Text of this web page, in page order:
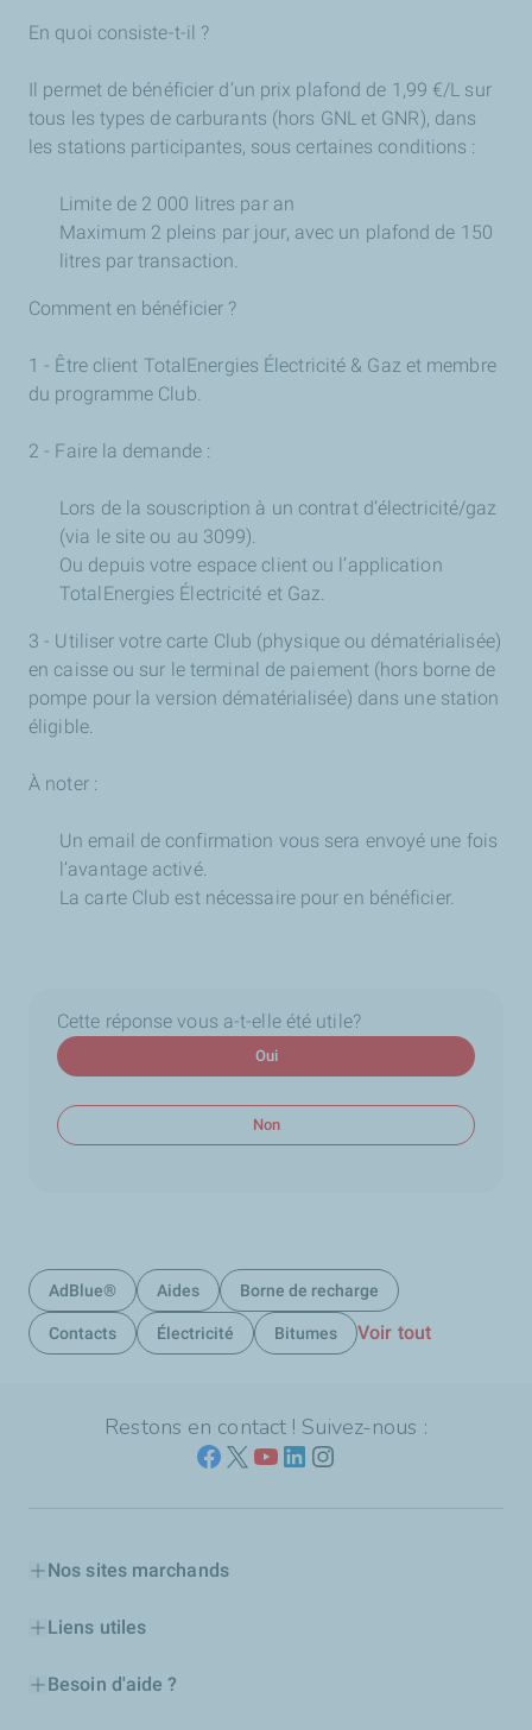
En quoi consiste-t-il ?
Il permet de bénéficier d’un prix plafond de 1,99 €/L sur
tous les types de carburants (hors GNL et GNR), dans
les stations participantes, sous certaines conditions :
Limite de 2 000 litres par an
Maximum 2 pleins par jour, avec un plafond de 150
litres par transaction.
Comment en bénéficier ?
1 - Être client TotalEnergies Électricité & Gaz et membre
du programme Club.
2 - Faire la demande :
Lors de la souscription à un contrat d’électricité/gaz
(via le site ou au 3099).
Ou depuis votre espace client ou l’application
TotalEnergies Électricité et Gaz.
3 - Utiliser votre carte Club (physique ou dématérialisée)
en caisse ou sur le terminal de paiement (hors borne de
pompe pour la version dématérialisée) dans une station
éligible.
À noter :
Un email de confirmation vous sera envoyé une fois
l’avantage activé.
La carte Club est nécessaire pour en bénéficier.
Cette réponse vous a-t-elle été utile?
Oui
Non
AdBlue® Aides Borne de recharge
Contacts Électricité Bitumes Voir tout
Restons en contact ! Suivez-nous :
Nos sites marchands
Liens utiles
Besoin d'aide ?